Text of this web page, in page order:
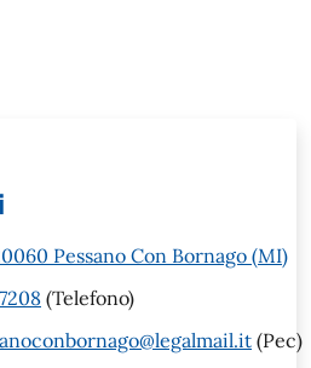
Pessano Con Bornago (MI)
(Telefono)
(Pec)